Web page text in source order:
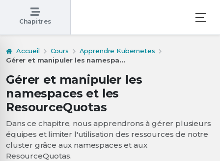
Chapitres
Accueil Cours
Apprendre Kubernetes
Gérer et manipuler les namespa...
Gérer et manipuler les
namespaces et les
ResourceQuotas
Dans ce chapitre, nous apprendrons à gérer plusieurs
équipes et limiter l'utilisation des ressources de notre
cluster grâce aux namespaces et aux
ResourceQuotas.